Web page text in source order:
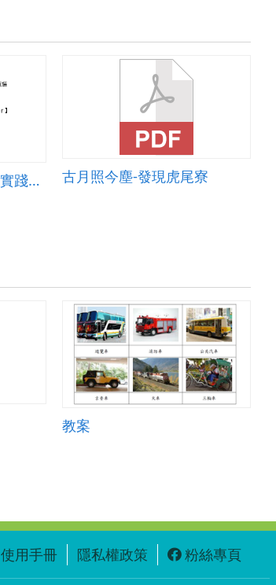
防制空汙Maker、公民實踐Better 古月照今塵-發現虎尾寮
教案
使用手冊 隱私權政策 粉絲專頁